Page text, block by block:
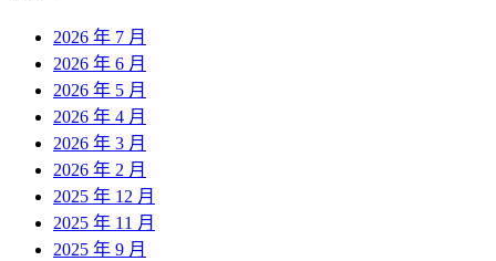
2026 年 7 月
2026 年 6 月
2026 年 5 月
2026 年 4 月
2026 年 3 月
2026 年 2 月
2025 年 12 月
2025 年 11 月
2025 年 9 月